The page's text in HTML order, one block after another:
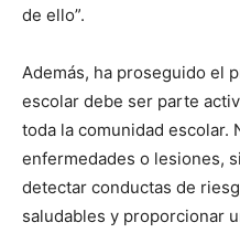
de ello”.
Además, ha proseguido el
escolar debe ser parte
toda la comunidad escolar.
enfermedades o lesiones,
detectar conductas de
saludables y proporcionar